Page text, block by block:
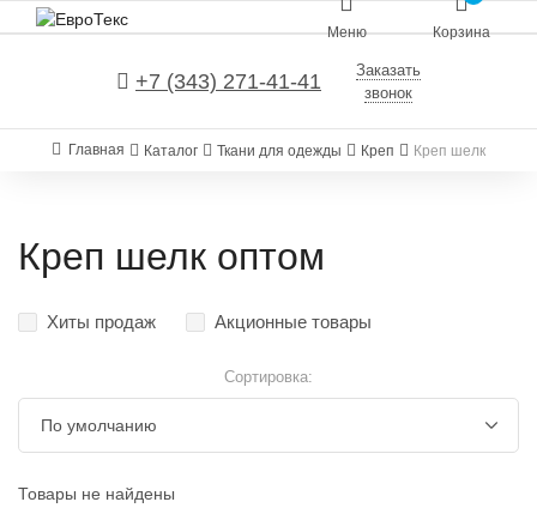
Меню Корзина
+7 (343) 271-41-41
Заказать
звонок
Главная Каталог Ткани для одежды Креп Креп шелк
Креп шелк оптом
Хиты продаж Акционные товары
Сортировка:
Товары не найдены